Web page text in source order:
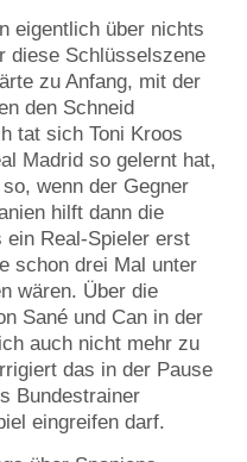
eigentlich über nichts
diese Schlüsselszene
zu Anfang, mit der
den Schneid
tat sich Toni Kroos
Madrid so gelernt hat,
wenn der Gegner
hilft dann die
ein Real-Spieler erst
schon drei Mal unter
wären. Über die
Sané und Can in der
auch nicht mehr zu
das in der Pause
Bundestrainer
eingreifen darf.